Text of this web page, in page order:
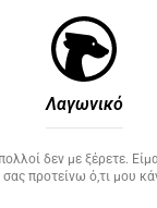
Λαγωνικό
δεν με ξέρετε.
προτείνω ό,τι μου